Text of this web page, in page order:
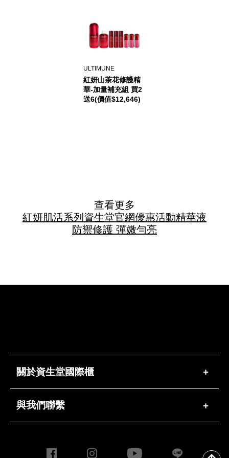
ULTIMUNE
紅妍山茶花修護精
華-加量補充組 買2
送6(價值$12,646)
查看更多
紅妍肌活系列 資生堂官網優惠活動精華液
防禦修護 彈嫩勻亮
關於資生堂國際櫃 +
與我們聯繫 +